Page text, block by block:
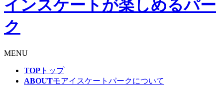
MENU
TOP トップ
ABOUTモアイスケートパークについて